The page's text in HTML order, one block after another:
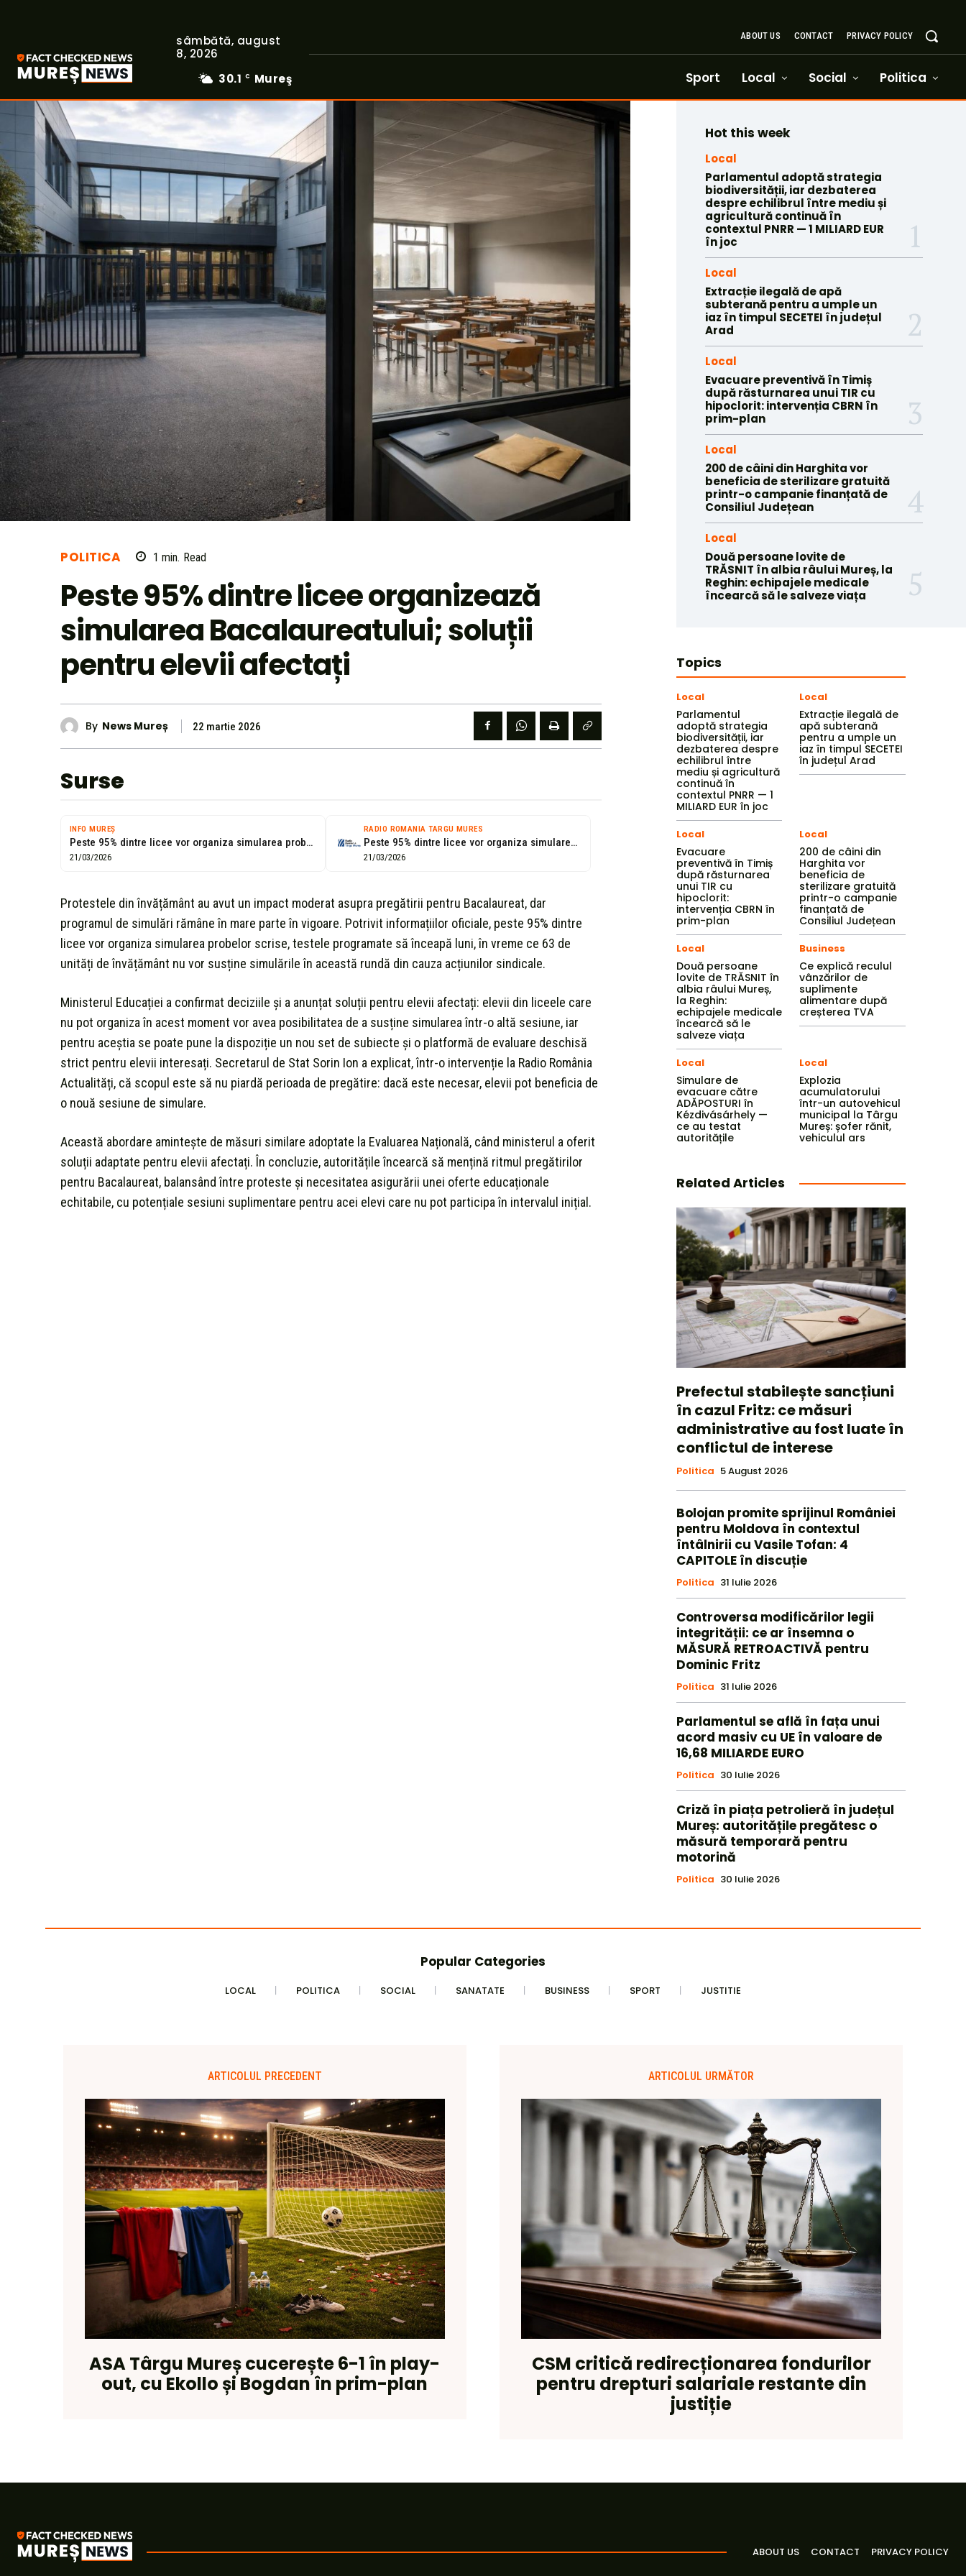
sâmbătă, august
8, 2026
30.1 C Mureş
ABOUT US CONTACT PRIVACY POLICY
Sport Local Social Politica
POLITICA 1 min. Read
Peste 95% dintre licee organizează
simularea Bacalaureatului; soluții
pentru elevii afectați
By News Mureș 22 martie 2026
Surse
INFO MUREȘ
Peste 95% dintre licee vor organiza simularea probelor scrise ale Bacalaureatului, programate...
21/03/2026
RADIO ROMANIA TARGU MURES
Peste 95% dintre licee vor organiza simularea probelor scrise ale Bacalaureatului, programate...
21/03/2026
Protestele din învățământ au avut un impact moderat asupra pregătirii pentru Bacalaureat, dar
programul de simulări rămâne în mare parte în vigoare. Potrivit informațiilor oficiale, peste 95% dintre
licee vor organiza simularea probelor scrise, testele programate să înceapă luni, în vreme ce 63 de
unități de învățământ nu vor susține simulările în această rundă din cauza acțiunilor sindicale.
Ministerul Educației a confirmat deciziile și a anunțat soluții pentru elevii afectați: elevii din liceele care
nu pot organiza în acest moment vor avea posibilitatea de a susține simularea într-o altă sesiune, iar
pentru aceștia se poate pune la dispoziție un nou set de subiecte și o platformă de evaluare deschisă
strict pentru elevii interesați. Secretarul de Stat Sorin Ion a explicat, într-o intervenție la Radio România
Actualități, că scopul este să nu piardă perioada de pregătire: dacă este necesar, elevii pot beneficia de
o nouă sesiune de simulare.
Această abordare amintește de măsuri similare adoptate la Evaluarea Națională, când ministerul a oferit
soluții adaptate pentru elevii afectați. În concluzie, autoritățile încearcă să mențină ritmul pregătirilor
pentru Bacalaureat, balansând între proteste și necesitatea asigurării unei oferte educaționale
echitabile, cu potențiale sesiuni suplimentare pentru acei elevi care nu pot participa în intervalul inițial.
Hot this week
Local
Parlamentul adoptă strategia
biodiversității, iar dezbaterea
despre echilibrul între mediu și
agricultură continuă în
contextul PNRR — 1 MILIARD EUR
în joc
Local
Extracție ilegală de apă
subterană pentru a umple un
iaz în timpul SECETEI în județul
Arad
Local
Evacuare preventivă în Timiș
după răsturnarea unui TIR cu
hipoclorit: intervenția CBRN în
prim-plan
Local
200 de câini din Harghita vor
beneficia de sterilizare gratuită
printr-o campanie finanțată de
Consiliul Județean
Local
Două persoane lovite de
TRĂSNIT în albia râului Mureș, la
Reghin: echipajele medicale
încearcă să le salveze viața
Topics
Local
Parlamentul
adoptă strategia
biodiversității, iar
dezbaterea despre
echilibrul între
mediu și agricultură
continuă în
contextul PNRR — 1
MILIARD EUR în joc
Local
Extracție ilegală de
apă subterană
pentru a umple un
iaz în timpul SECETEI
în județul Arad
Local
Evacuare
preventivă în Timiș
după răsturnarea
unui TIR cu
hipoclorit:
intervenția CBRN în
prim-plan
Local
200 de câini din
Harghita vor
beneficia de
sterilizare gratuită
printr-o campanie
finanțată de
Consiliul Județean
Local
Două persoane
lovite de TRĂSNIT în
albia râului Mureș,
la Reghin:
echipajele medicale
încearcă să le
salveze viața
Business
Ce explică reculul
vânzărilor de
suplimente
alimentare după
creșterea TVA
Local
Simulare de
evacuare către
ADĂPOSTURI în
Kézdivásárhely —
ce au testat
autoritățile
Local
Explozia
acumulatorului
într-un autovehicul
municipal la Târgu
Mureș: șofer rănit,
vehiculul ars
Related Articles
Prefectul stabilește sancțiuni
în cazul Fritz: ce măsuri
administrative au fost luate în
conflictul de interese
Politica 5 August 2026
Bolojan promite sprijinul României
pentru Moldova în contextul
întâlnirii cu Vasile Tofan: 4
CAPITOLE în discuție
Politica 31 Iulie 2026
Controversa modificărilor legii
integrității: ce ar însemna o
MĂSURĂ RETROACTIVĂ pentru
Dominic Fritz
Politica 31 Iulie 2026
Parlamentul se află în fața unui
acord masiv cu UE în valoare de
16,68 MILIARDE EURO
Politica 30 Iulie 2026
Criză în piața petrolieră în județul
Mureș: autoritățile pregătesc o
măsură temporară pentru
motorină
Politica 30 Iulie 2026
Popular Categories
LOCAL POLITICA SOCIAL SANATATE BUSINESS SPORT JUSTITIE
ARTICOLUL PRECEDENT
ASA Târgu Mureș cucerește 6-1 în play-
out, cu Ekollo și Bogdan în prim-plan
ARTICOLUL URMĂTOR
CSM critică redirecționarea fondurilor
pentru drepturi salariale restante din
justiție
ABOUT US CONTACT PRIVACY POLICY